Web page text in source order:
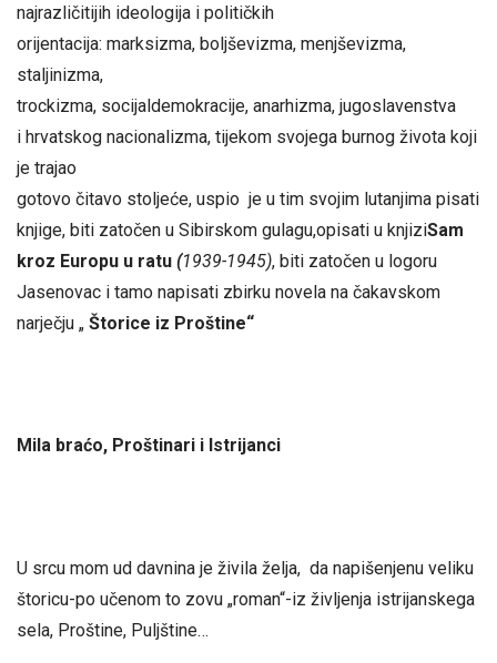
najrazličitijih ideologija i političkih
orijentacija: marksizma, boljševizma, menjševizma,
staljinizma,
trockizma, socijaldemokracije, anarhizma, jugoslavenstva
i hrvatskog nacionalizma, tijekom svojega burnog života koji
je trajao
gotovo čitavo stoljeće, uspio je u tim svojim lutanjima pisati
knjige, biti zatočen u Sibirskom gulagu,opisati u knjiziSam
kroz Europu u ratu (1939-1945), biti zatočen u logoru
Jasenovac i tamo napisati zbirku novela na čakavskom
narječju „ Štorice iz Proštine“
Mila braćo, Proštinari i Istrijanci
U srcu mom ud davnina je živila želja, da napišenjenu veliku
štoricu-po učenom to zovu „roman“-iz življenja istrijanskega
sela, Proštine, Puljštine…